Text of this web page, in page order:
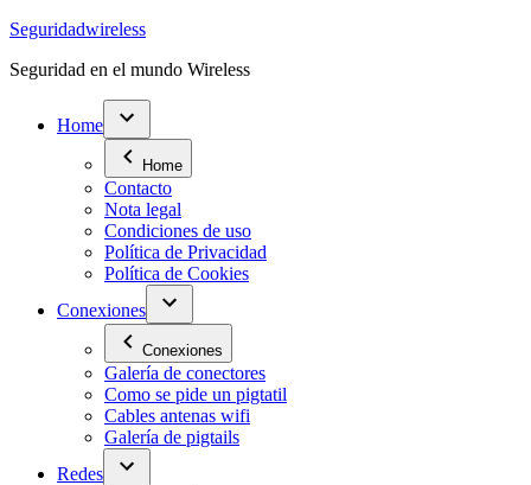
Saltar
contenido
Seguridadwireless
Seguridad en el mundo Wireless
Home
Home
Contacto
Nota legal
Condiciones de uso
Política de Privacidad
Política de Cookies
Conexiones
Conexiones
Galería de conectores
Como se pide un pigtatil
Cables antenas wifi
Galería de pigtails
Redes